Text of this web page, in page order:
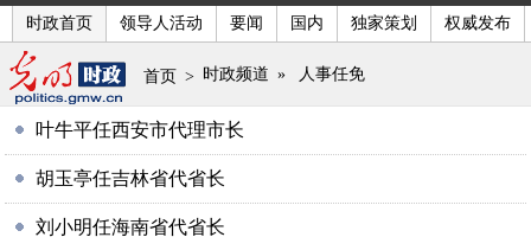
时政首页 领导人活动 要闻 国内 独家策划 权威发布
首页 > 时政频道 » 人事任免
叶牛平任西安市代理市长
胡玉亭任吉林省代省长
刘小明任海南省代省长